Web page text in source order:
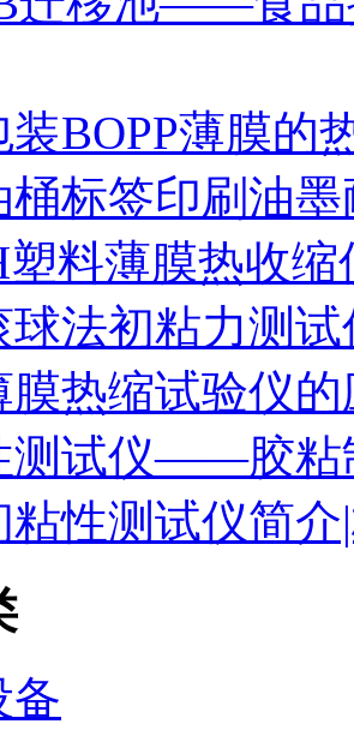
装BOPP薄膜的
桶标签印刷油
塑料薄膜热收
球法初粘力测
膜热缩试验仪
测试仪——胶粘
粘性测试仪简
备